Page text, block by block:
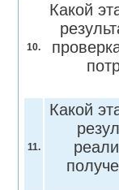
10.
Какой
11.
Какой